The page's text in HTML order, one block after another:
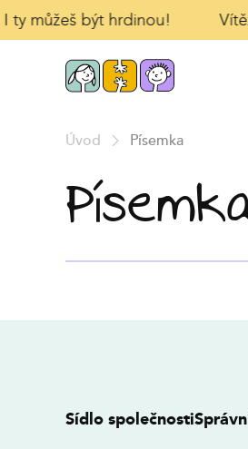
ty můžeš být hrdinou!
Úvod Písemka
Sídlo společnosti